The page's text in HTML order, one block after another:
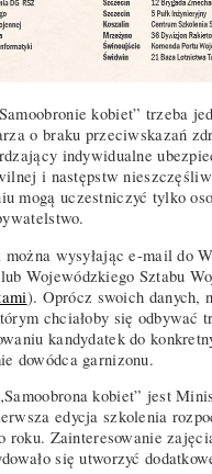
kobiet” trzeba
o braku przeciwskazań
indywidualne
i następstw
mogą uczestniczyć tylko
wysyłając e-mail do
Wojewódzkiego Sztabu
). Oprócz swoich danych,
chciałoby się odbywać
kandydatek do
dowódca garnizonu.
kobiet” jest
edycja szkolenia
roku. Zainteresowanie
się utworzyć